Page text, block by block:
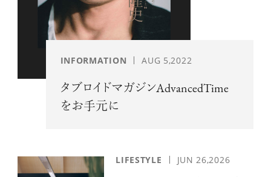
INFORMATION AUG 5,2022
タブロイドマガジンAdvancedTime
をお手元に
LIFESTYLE JUN 26,2026